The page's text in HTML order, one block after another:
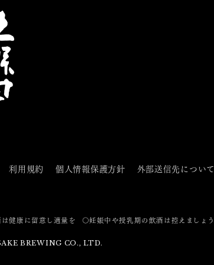
利用規約 個人情報保護方針 外部送信先について
健康に留意し適量を 〇妊娠中や授乳期の飲酒は控えましょう
BREWING CO., LTD.